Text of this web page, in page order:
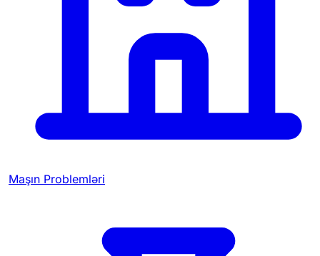
Maşın Problemləri